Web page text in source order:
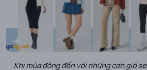
Khi mùa đông đến với những cơn gió se